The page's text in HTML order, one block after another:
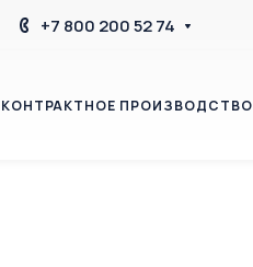
+7 800 200 52 74
КОНТРАКТНОЕ ПРОИЗВОДСТВО